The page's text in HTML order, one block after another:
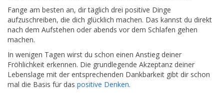
Fange am besten an, dir täglich drei positive Dinge
aufzuschreiben, die dich glücklich machen. Das kannst du direkt
nach dem Aufstehen oder abends vor dem Schlafen gehen
machen.
In wenigen Tagen wirst du schon einen Anstieg deiner
Fröhlichkeit erkennen. Die grundlegende Akzeptanz deiner
Lebenslage mit der entsprechenden Dankbarkeit gibt dir schon
mal die Basis für das positive Denken.